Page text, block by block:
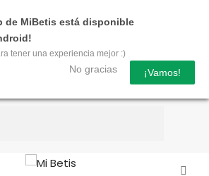
de MiBetis está disponible
tener una experiencia mejor :)
No gracias ¡Vamos!